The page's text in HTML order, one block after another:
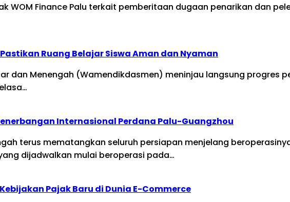
WOM Finance Palu terkait pemberitaan dugaan penarikan dan
Ruang Belajar Siswa Aman dan Nyaman
dan Menengah (Wamendikdasmen) meninjau langsung progres
Internasional Perdana Palu-Guangzhou
terus mematangkan seluruh persiapan menjelang
dijadwalkan mulai beroperasi pada…
Pajak Baru di Dunia E-Commerce